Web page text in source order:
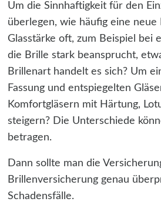
Um die Sinnhaftigkeit für den
überlegen, wie häufig eine
Glasstärke oft, zum Beispiel bei
die Brille stark beansprucht,
Brillenart handelt es sich? Um
Fassung und entspiegelten
Komfortgläsern mit Härtung,
steigern? Die Unterschiede
betragen.
Dann sollte man die
Brillenversicherung genau
Schadensfälle.